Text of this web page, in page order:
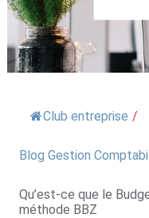
Club entreprise /
Blog Gestion
Qu’est-ce que le
méthode BBZ